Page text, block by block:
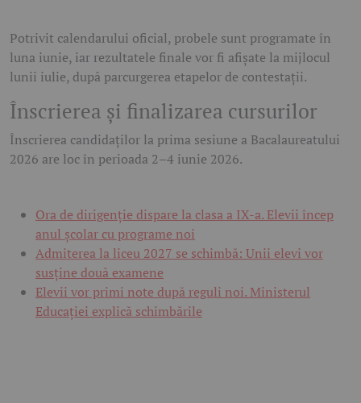
Potrivit calendarului oficial, probele sunt programate în
luna iunie, iar rezultatele finale vor fi afișate la mijlocul
lunii iulie, după parcurgerea etapelor de contestații.
Înscrierea și finalizarea cursurilor
Înscrierea candidaților la prima sesiune a Bacalaureatului
2026 are loc în perioada 2–4 iunie 2026.
Ora de dirigenție dispare la clasa a IX-a. Elevii încep
anul școlar cu programe noi
Admiterea la liceu 2027 se schimbă: Unii elevi vor
susține două examene
Elevii vor primi note după reguli noi. Ministerul
Educației explică schimbările